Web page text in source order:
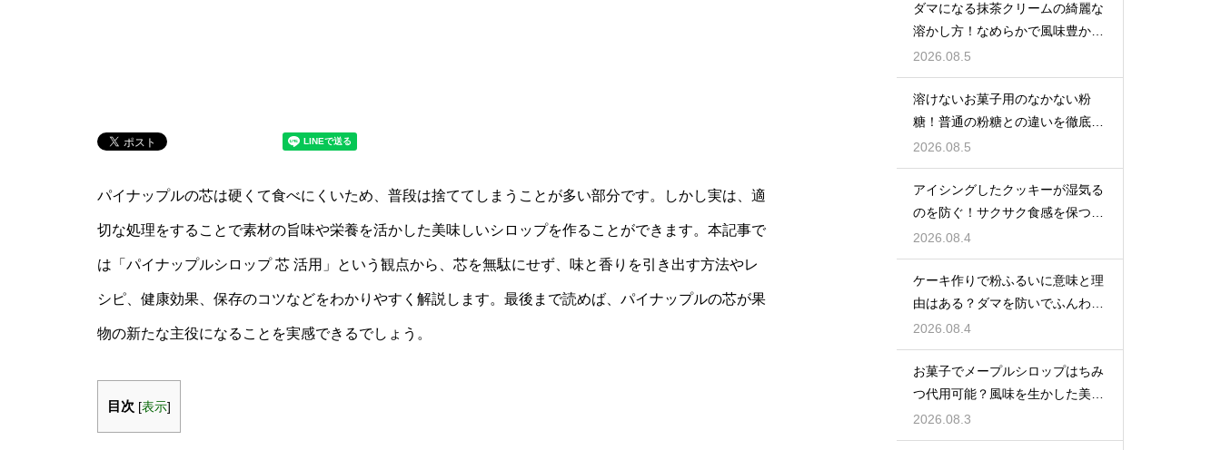
パイナップルの芯は硬くて食べにくいため、普段は捨ててしまうことが多い部分です。しかし実は、適
切な処理をすることで素材の旨味や栄養を活かした美味しいシロップを作ることができます。本記事で
は「パイナップルシロップ 芯 活用」という観点から、芯を無駄にせず、味と香りを引き出す方法やレ
シピ、健康効果、保存のコツなどをわかりやすく解説します。最後まで読めば、パイナップルの芯が果
物の新たな主役になることを実感できるでしょう。
目次 [表示]
ダマになる抹茶クリームの綺麗な
溶かし方！なめらかで風味豊かな
クリームを作る
2026.08.5
溶けないお菓子用のなかない粉
糖！普通の粉糖との違いを徹底解
説
2026.08.5
アイシングしたクッキーが湿気る
のを防ぐ！サクサク食感を保つ裏
技
2026.08.4
ケーキ作りで粉ふるいに意味と理
由はある？ダマを防いでふんわり
と軽い生地に焼き上げるための基
本
2026.08.4
お菓子でメープルシロップはちみ
つ代用可能？風味を生かした美味
しい技
2026.08.3